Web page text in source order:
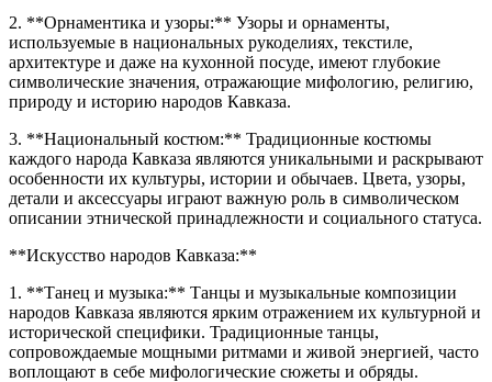
2. **Орнаментика и узоры:** Узоры и орнаменты,
используемые в национальных рукоделиях, текстиле,
архитектуре и даже на кухонной посуде, имеют глубокие
символические значения, отражающие мифологию, религию,
природу и историю народов Кавказа.
3. **Национальный костюм:** Традиционные костюмы
каждого народа Кавказа являются уникальными и раскрывают
особенности их культуры, истории и обычаев. Цвета, узоры,
детали и аксессуары играют важную роль в символическом
описании этнической принадлежности и социального статуса.
**Искусство народов Кавказа:**
1. **Танец и музыка:** Танцы и музыкальные композиции
народов Кавказа являются ярким отражением их культурной и
исторической специфики. Традиционные танцы,
сопровождаемые мощными ритмами и живой энергией, часто
воплощают в себе мифологические сюжеты и обряды.